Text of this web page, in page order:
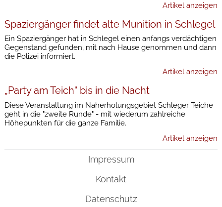
Artikel anzeigen
Spaziergänger findet alte Munition in Schlegel
Ein Spaziergänger hat in Schlegel einen anfangs verdächtigen
Gegenstand gefunden, mit nach Hause genommen und dann
die Polizei informiert.
Artikel anzeigen
„Party am Teich“ bis in die Nacht
Diese Veranstaltung im Naherholungsgebiet Schleger Teiche
geht in die "zweite Runde" - mit wiederum zahlreiche
Höhepunkten für die ganze Familie.
Artikel anzeigen
Impressum
Kontakt
Datenschutz